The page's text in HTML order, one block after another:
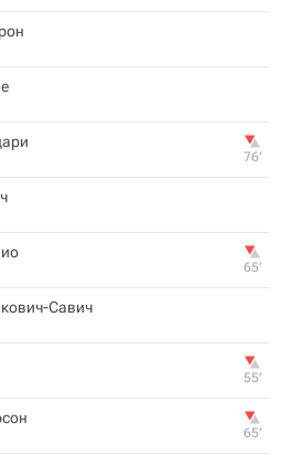
76‎’‎
65‎’‎
Савич
55‎’‎
65‎’‎